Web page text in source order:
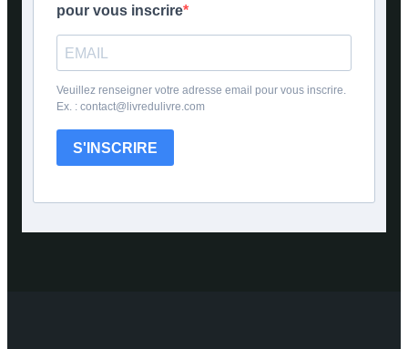
pour vous inscrire
Veuillez renseigner votre adresse email pour vous inscrire.
Ex. : contact@livredulivre.com
S'INSCRIRE